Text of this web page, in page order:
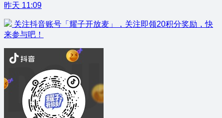
昨天 11:09
关注抖音账号「耀子开放麦」，关注即领20积分奖励，快
来参与吧！